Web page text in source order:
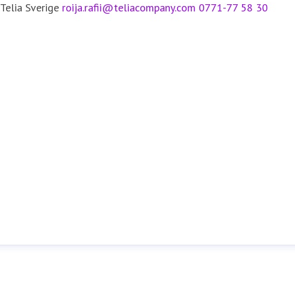
Telia Sverige roija.rafii@teliacompany.com 0771-77 58 30